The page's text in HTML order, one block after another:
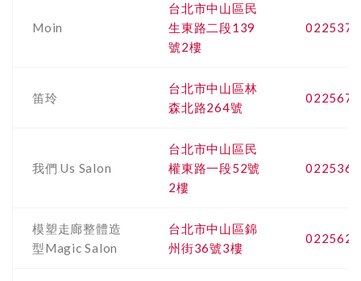
Moin
台北市中山區民
生東路二段139
號2樓
笛玲
台北市中山區林
森北路264號
我們 Us Salon
台北市中山區民
權東路一段52號
2樓
模塑走廊整體造
型Magic Salon
台北市中山區錦
州街36號3樓